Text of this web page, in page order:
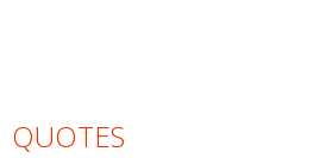
QUOTES